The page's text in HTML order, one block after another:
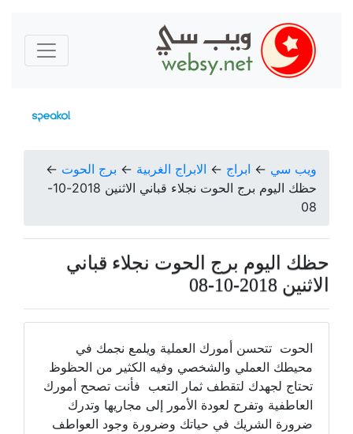
ويب سي ← ابراج ← الابراج الغربية ← برج الحوت ←
حظك اليوم برج الحوت نجلاء قباني الاثنين 2018-10-
08
حظك اليوم برج الحوت نجلاء قباني
الاثنين 2018-10-08
الحوت تتحسن أمورك العملية ويلمع نجمك في
محيطك العملي والشخصي وفيه الكثير من الحظوظ
تحتاج لجهدك لتقطف ثمار التعب فأنت تصحح أمورك
العاطفية وتفرح لعودة الأمور إلى مجاريها وتدرك
ضرورة الشريك في حياتك وضرورة وجود العواطف